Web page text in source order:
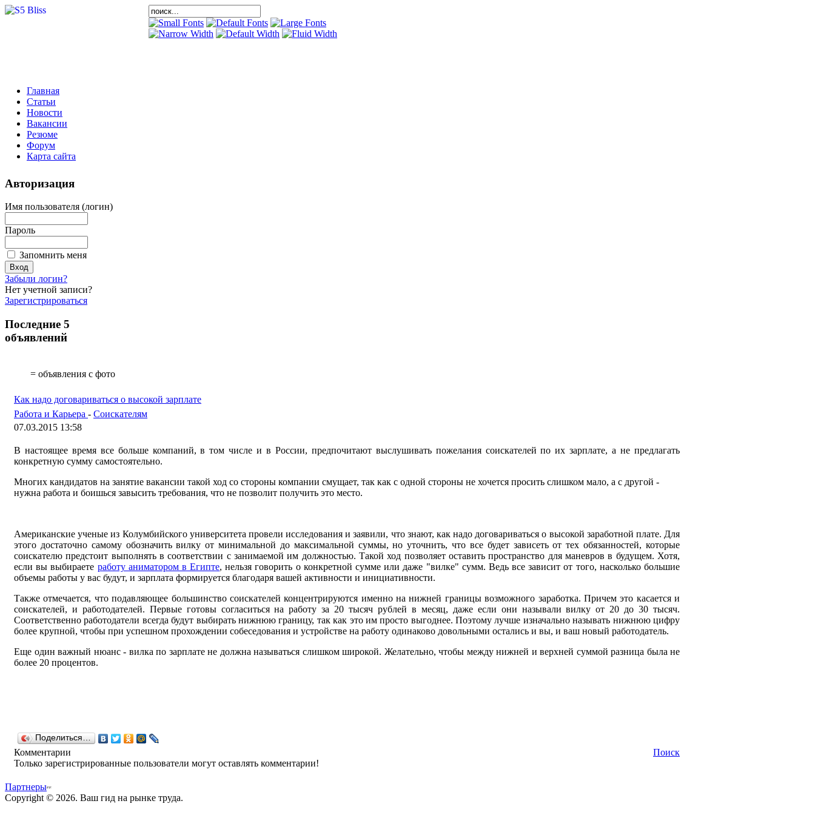
Главная
Статьи
Новости
Вакансии
Резюме
Форум
Карта сайта
Авторизация
Имя пользователя (логин)
Пароль
Запомнить меня
Забыли логин?
Нет учетной записи?
Зарегистрироваться
Последние 5
объявлений
= объявления с фото
Как надо договариваться о высокой зарплате
Работа и Карьера - Соискателям
07.03.2015 13:58
В настоящее время все больше компаний, в том числе и в России, предпочитают выслушивать пожелания соискателей по их зарплате, а не предлагать
конкретную сумму самостоятельно.
Многих кандидатов на занятие вакансии такой ход со стороны компании смущает, так как с одной стороны не хочется просить слишком мало, а с другой -
нужна работа и боишься завысить требования, что не позволит получить это место.
Американские ученые из Колумбийского университета провели исследования и заявили, что знают, как надо договариваться о высокой заработной плате. Для
этого достаточно самому обозначить вилку от минимальной до максимальной суммы, но уточнить, что все будет зависеть от тех обязанностей, которые
соискателю предстоит выполнять в соответствии с занимаемой им должностью. Такой ход позволяет оставить пространство для маневров в будущем. Хотя,
если вы выбираете работу аниматором в Египте, нельзя говорить о конкретной сумме или даже "вилке" сумм. Ведь все зависит от того, насколько большие
объемы работы у вас будут, и зарплата формируется благодаря вашей активности и инициативности.
Также отмечается, что подавляющее большинство соискателей концентрируются именно на нижней границы возможного заработка. Причем это касается и
соискателей, и работодателей. Первые готовы согласиться на работу за 20 тысяч рублей в месяц, даже если они называли вилку от 20 до 30 тысяч.
Соответственно работодатели всегда будут выбирать нижнюю границу, так как это им просто выгоднее. Поэтому лучше изначально называть нижнюю цифру
более крупной, чтобы при успешном прохождении собеседования и устройстве на работу одинаково довольными остались и вы, и ваш новый работодатель.
Еще один важный нюанс - вилка по зарплате не должна называться слишком широкой. Желательно, чтобы между нижней и верхней суммой разница была не
более 20 процентов.
Поделиться…
Комментарии
Поиск
Только зарегистрированные пользователи могут оставлять комментарии!
Партнеры
Copyright © 2026. Ваш гид на рынке труда.